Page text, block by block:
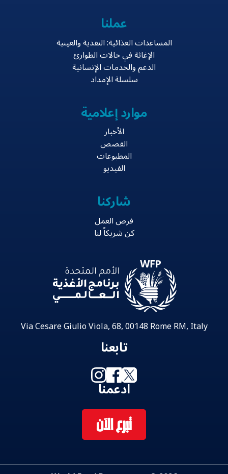
عملنا
المساعدات الغذائية: النقدية والعينية
الإغاثة في حالات الطوارئ
الدعم والخدمات الإنسانية
سلسلة الإمداد
موارد إعلامية
الأخبار
القصص
المطبوعات
الفيديو
شاركنا
فرص العمل
كن شريكاً لنا
Via Cesare Giulio Viola, 68, 00148 Rome RM, Italy
تابعنا
ادعمنا
تبرع الآن